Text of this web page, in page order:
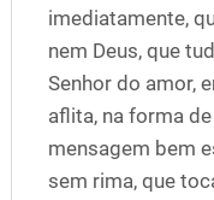
imediatamente,
nem Deus, que
Senhor do amor,
aflita, na forma
mensagem bem
sem rima, que